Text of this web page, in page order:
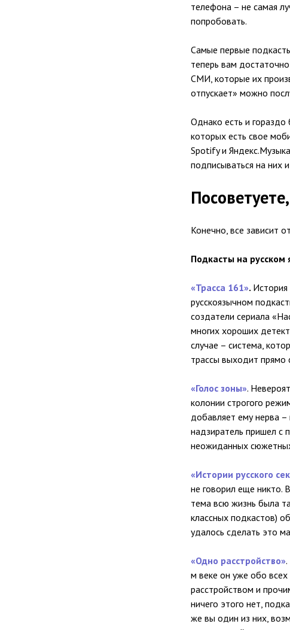
телефона – не самая
попробовать.
Самые первые
теперь вам
СМИ, которые их
отпускает» можно
Однако есть и
которых есть свое
Spotify и
подписываться на них
Конечно, все зависит
Подкасты на русском
«Трасса 161».
русскоязычном
создатели сериала
многих хороших
случае – система,
трассы выходит прямо
«Голос зоны».
колонии строгого
добавляет ему нерва –
надзиратель пришел с
неожиданных
«Истории русского
не говорил еще никто.
тема всю жизнь была
классных подкастов)
удалось сделать это
«Одно расстройство»
м веке он уже обо
расстройством и
ничего этого нет,
же вы один из них,